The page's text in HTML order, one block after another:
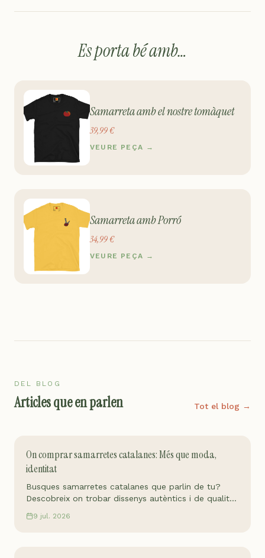
Es porta bé amb…
Samarreta amb el nostre tomàquet
39,99 €
VEURE PEÇA →
Samarreta amb Porró
34,99 €
VEURE PEÇA →
DEL BLOG
Articles que en parlen Tot el blog →
On comprar samarretes catalanes: Més que moda,
identitat
Busques samarretes catalanes que parlin de tu?
Descobreix on trobar dissenys autèntics i de qualitat
9 jul. 2026